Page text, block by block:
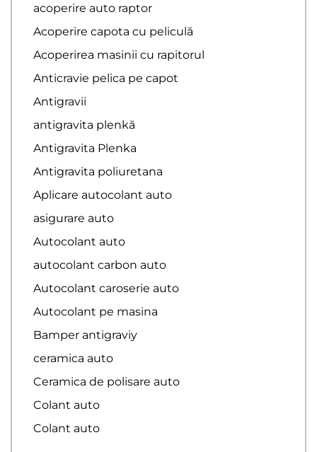
acoperire auto raptor
Acoperire capota cu peliculă
Acoperirea masinii cu rapitorul
Anticravie pelica pe capot
Antigravii
antigravita plenkă
Antigravita Plenka
Antigravita poliuretana
Aplicare autocolant auto
asigurare auto
Autocolant auto
autocolant carbon auto
Autocolant caroserie auto
Autocolant pe masina
Bamper antigraviy
ceramica auto
Ceramica de polisare auto
Colant auto
Colant auto